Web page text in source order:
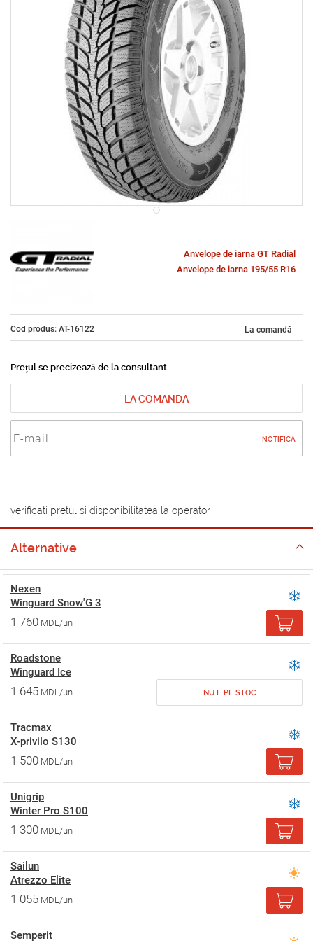
Anvelope de iarna GT Radial
Anvelope de iarna 195/55 R16
Cod produs: AT-16122 La comandă
Prețul se precizează de la consultant
LA COMANDA
NOTIFICA
verificati pretul si disponibilitatea la operator
Alternative
Nexen
Winguard Snow'G 3
1 760 MDL/un
Roadstone
Winguard Ice
1 645 MDL/un NU E PE STOC
Tracmax
X-privilo S130
1 500 MDL/un
Unigrip
Winter Pro S100
1 300 MDL/un
Sailun
Atrezzo Elite
1 055 MDL/un
Semperit